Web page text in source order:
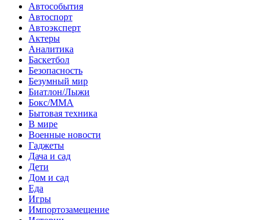
Автособытия
Автоспорт
Автоэксперт
Актеры
Аналитика
Баскетбол
Безопасность
Безумный мир
Биатлон/Лыжи
Бокс/MMA
Бытовая техника
В мире
Военные новости
Гаджеты
Дача и сад
Дети
Дом и сад
Еда
Игры
Импортозамещение